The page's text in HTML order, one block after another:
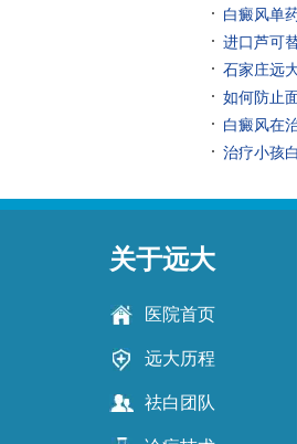
白癜风单
进口芦可
石家庄远
如何防止
白癜风在
治疗小孩
关于远大
医院首页
远大历程
祛白团队